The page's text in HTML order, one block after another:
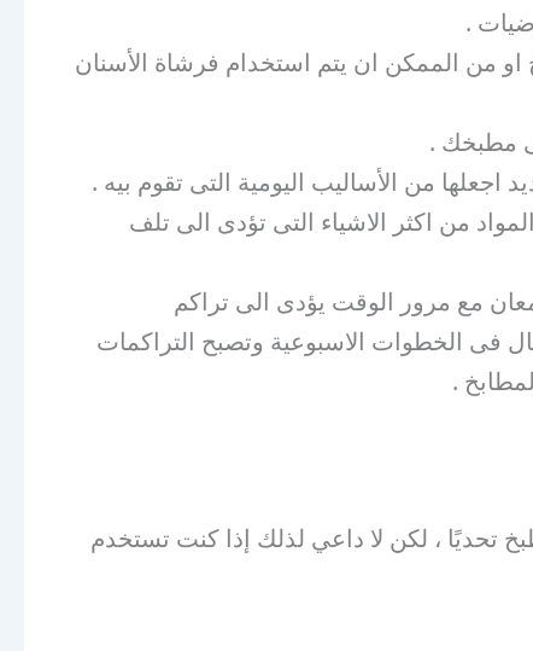
.
او من الممكن ان يتم استخدام فرشاة الأسنان
مطبخك .
من الأساليب اليومية التى تقوم بيه .
من اكثر الاشياء التى تؤدى الى تلف
مع مرور الوقت يؤدى الى تراكم
فى الخطوات الاسبوعية وتصبح التراكمات
.
تحديًا ، لكن لا داعي لذلك إذا كنت تستخدم